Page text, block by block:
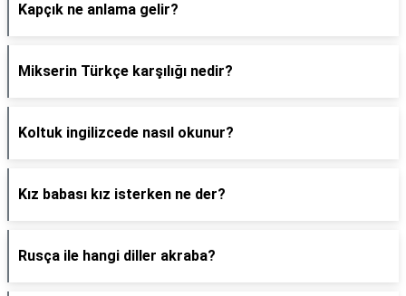
Kapçık ne anlama gelir?
Mikserin Türkçe karşılığı nedir?
Koltuk ingilizcede nasıl okunur?
Kız babası kız isterken ne der?
Rusça ile hangi diller akraba?